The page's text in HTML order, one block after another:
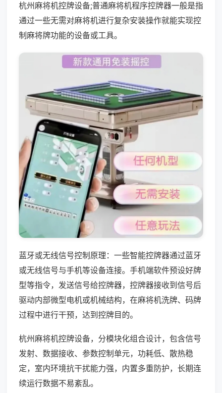
杭州麻将机控牌设备;普通麻将机程序控牌器一般是指
通过一些无需对麻将机进行复杂安装操作就能实现控
制麻将牌功能的设备或工具。
蓝牙或无线信号控制原理：一些智能控牌器通过蓝牙
或无线信号与手机等设备连接。手机端软件预设好牌
型等指令，发送信号给控牌器，控牌器接收到信号后
驱动内部微型电机或机械结构，在麻将机洗牌、码牌
过程中进行干预，达到控牌目的。
杭州麻将机控牌设备，分模块化组合设计，包含信号
发射、数据接收、参数控制单元，功耗低、散热稳
定，室内环境抗干扰能力强，内置多重防护，长期连
续运行数据不易紊乱。